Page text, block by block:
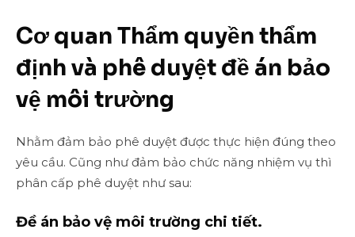
Cơ quan Thẩm quyền thẩm
định và phê duyệt đề án bảo
vệ môi trường
Nhằm đảm bảo phê duyệt được thực hiện đúng theo
yêu cầu. Cũng như đảm bảo chức năng nhiệm vụ thì
phân cấp phê duyệt như sau:
Đề án bảo vệ môi trường chi tiết.